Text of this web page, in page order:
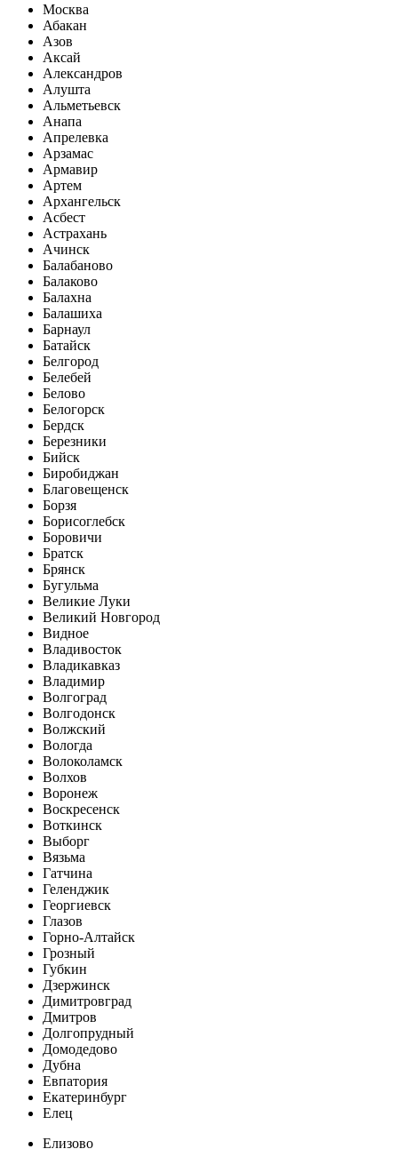
Москва
Абакан
Азов
Аксай
Александров
Алушта
Альметьевск
Анапа
Апрелевка
Арзамас
Армавир
Артем
Архангельск
Асбест
Астрахань
Ачинск
Балабаново
Балаково
Балахна
Балашиха
Барнаул
Батайск
Белгород
Белебей
Белово
Белогорск
Бердск
Березники
Бийск
Биробиджан
Благовещенск
Борзя
Борисоглебск
Боровичи
Братск
Брянск
Бугульма
Великие Луки
Великий Новгород
Видное
Владивосток
Владикавказ
Владимир
Волгоград
Волгодонск
Волжский
Вологда
Волоколамск
Волхов
Воронеж
Воскресенск
Воткинск
Выборг
Вязьма
Гатчина
Геленджик
Георгиевск
Глазов
Горно-Алтайск
Грозный
Губкин
Дзержинск
Димитровград
Дмитров
Долгопрудный
Домодедово
Дубна
Евпатория
Екатеринбург
Елец
Елизово